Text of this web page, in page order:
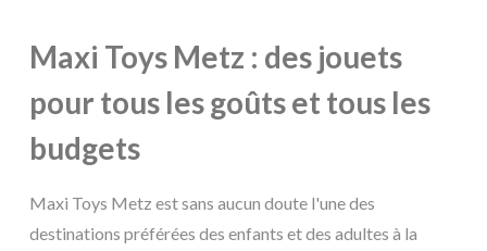
Maxi Toys Metz : des jouets
pour tous les goûts et tous les
budgets
Maxi Toys Metz est sans aucun doute l'une des
destinations préférées des enfants et des adultes à la